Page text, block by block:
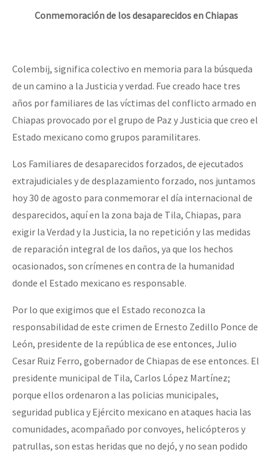
Conmemoración de los desaparecidos en Chiapas
Colembij, significa colectivo en memoria para la búsqueda
de un camino a la Justicia y verdad. Fue creado hace tres
años por familiares de las víctimas del conflicto armado en
Chiapas provocado por el grupo de Paz y Justicia que creo el
Estado mexicano como grupos paramilitares.
Los Familiares de desaparecidos forzados, de ejecutados
extrajudiciales y de desplazamiento forzado, nos juntamos
hoy 30 de agosto para conmemorar el día internacional de
desparecidos, aquí en la zona baja de Tila, Chiapas, para
exigir la Verdad y la Justicia, la no repetición y las medidas
de reparación integral de los daños, ya que los hechos
ocasionados, son crímenes en contra de la humanidad
donde el Estado mexicano es responsable.
Por lo que exigimos que el Estado reconozca la
responsabilidad de este crimen de Ernesto Zedillo Ponce de
León, presidente de la república de ese entonces, Julio
Cesar Ruiz Ferro, gobernador de Chiapas de ese entonces. El
presidente municipal de Tila, Carlos López Martínez;
porque ellos ordenaron a las policias municipales,
seguridad publica y Ejército mexicano en ataques hacia las
comunidades, acompañado por convoyes, helicópteros y
patrullas, son estas heridas que no dejó, y no sean podido